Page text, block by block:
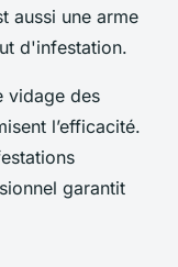
aussi une arme
d'infestation.
vidage des
l’efficacité.
garantit